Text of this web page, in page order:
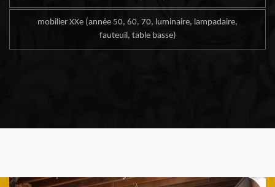
mobilier XXe (année 50, 60, 70, luminaire, lampadaire,
fauteuil, table basse)